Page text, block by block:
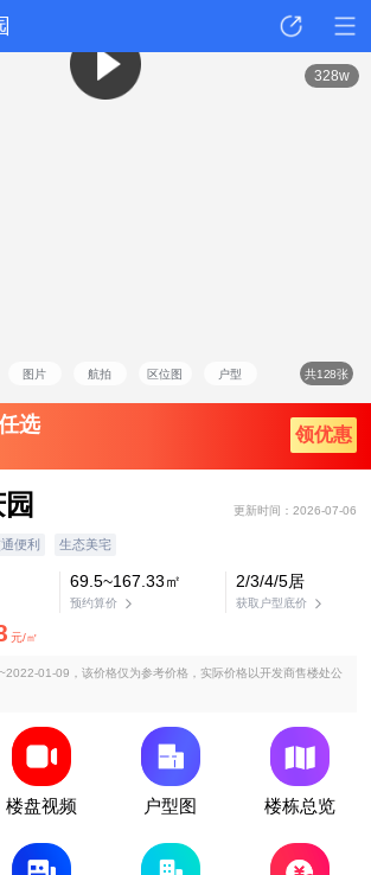
图片 航拍 区位图 户型 共128张
328w
点评
选 领优惠
更新时间：2026-07-06
便利 生态美宅
69.5~167.33㎡
预约算价
2/3/4/5居
获取户型底价
元/㎡
01-09，该价格仅为参考价格，实际价格以开发商售楼处公
楼盘视频 户型图 楼栋总览